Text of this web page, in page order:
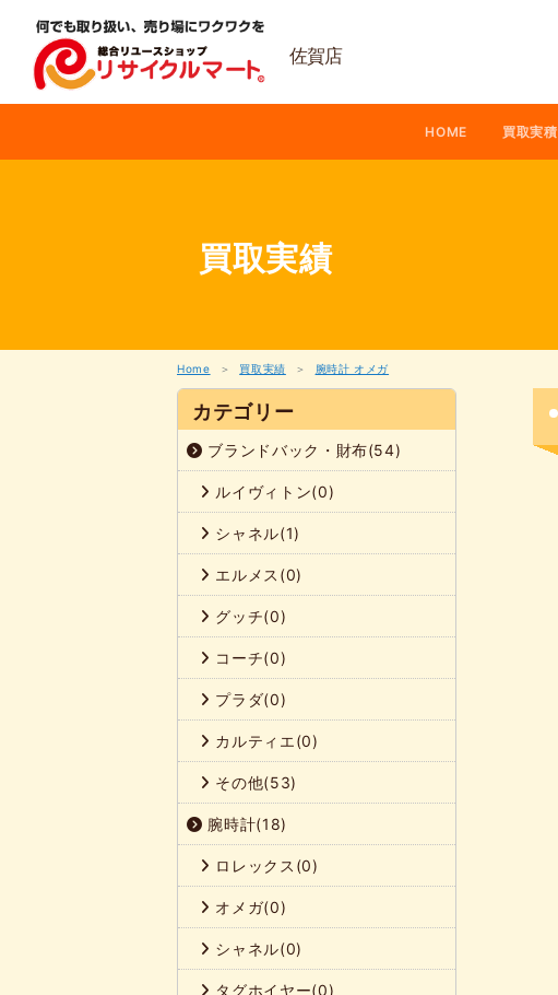
佐賀店
HOME 買取実積
買取実績
Home 買取実績 腕時計 オメガ
カテゴリー
ブランドバック・財布(54)
ルイヴィトン(0)
シャネル(1)
エルメス(0)
グッチ(0)
コーチ(0)
プラダ(0)
カルティエ(0)
その他(53)
腕時計(18)
ロレックス(0)
オメガ(0)
シャネル(0)
タグホイヤー(0)